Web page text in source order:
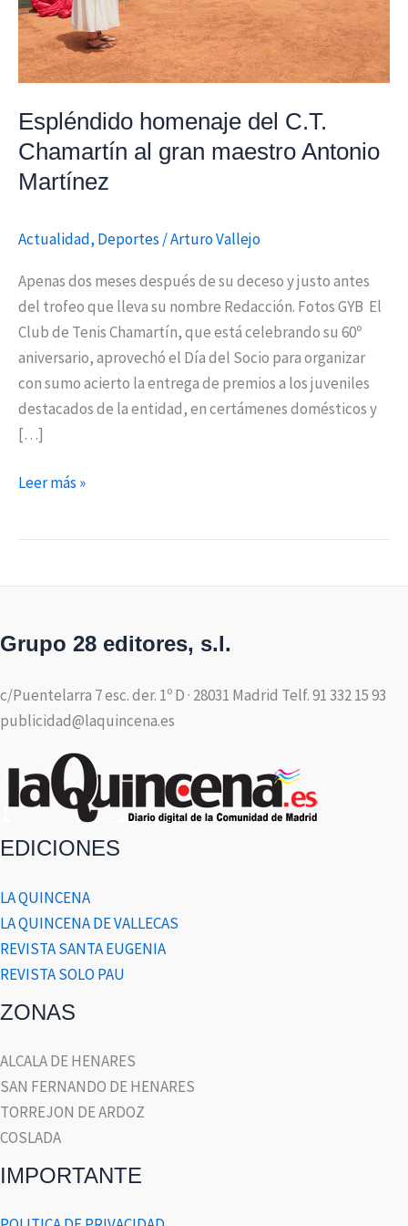
Espléndido homenaje del C.T.
Chamartín al gran maestro Antonio
Martínez
Actualidad, Deportes /Arturo Vallejo
Apenas dos meses después de su deceso y justo antes
del trofeo que lleva su nombre Redacción. Fotos GYB El
Club de Tenis Chamartín, que está celebrando su 60º
aniversario, aprovechó el Día del Socio para organizar
con sumo acierto la entrega de premios a los juveniles
destacados de la entidad, en certámenes domésticos y
[…]
Antonio
Martínez
Leer más »
Grupo 28 editores, s.l.
c/Puentelarra 7 esc. der. 1º D · 28031 Madrid Telf. 91 332 15 93
publicidad@laquincena.es
EDICIONES
LA QUINCENA
LA QUINCENA DE VALLECAS
REVISTA SANTA EUGENIA
REVISTA SOLO PAU
ZONAS
ALCALA DE HENARES
SAN FERNANDO DE HENARES
TORREJON DE ARDOZ
COSLADA
IMPORTANTE